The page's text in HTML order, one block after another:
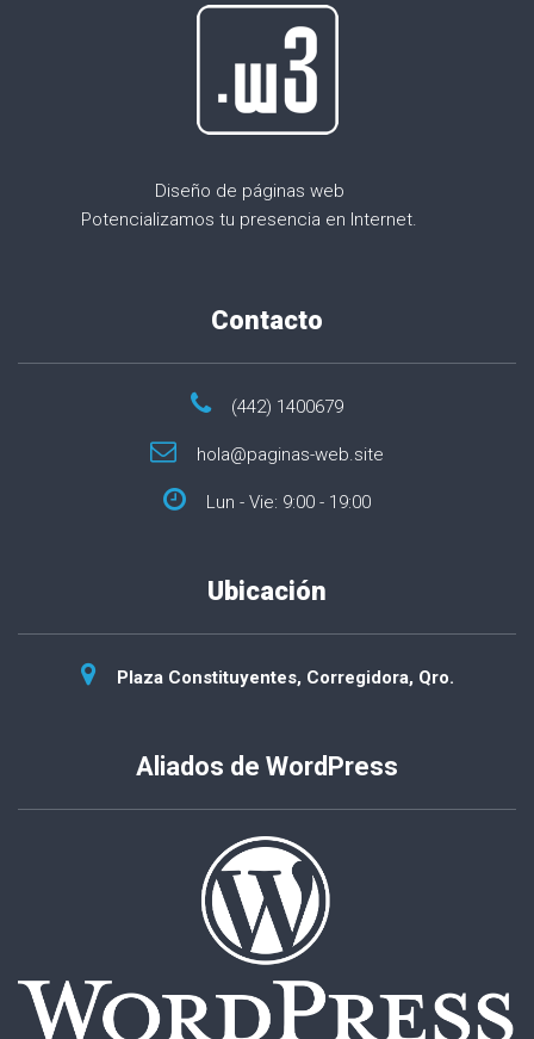
Diseño de páginas web
Potencializamos tu presencia en Internet.
Contacto
(442) 1400679
hola@paginas-web.site
Lun - Vie: 9:00 - 19:00
Ubicación
Plaza Constituyentes, Corregidora, Qro.
Aliados de WordPress